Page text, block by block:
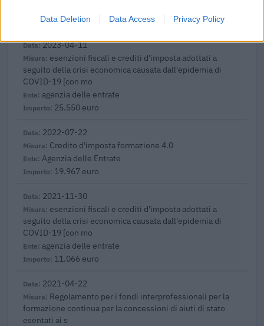
Data Deletion Data Access Privacy Policy
7.228 euro
2023-04-11
esenzioni fiscali e crediti d'imposta adottati a
seguito della crisi economica causata dall'epidemia di
COVID-19 [con mo
agenzia delle entrate
25.550 euro
2022-07-22
Credito d'imposta formazione 4.0
Agenzia delle Entrate
19.967 euro
2021-11-30
esenzioni fiscali e crediti d'imposta adottati a
seguito della crisi economica causata dall'epidemia di
COVID-19 [con mo
agenzia delle entrate
11.066 euro
2021-04-22
Regolamento per i fondi interprofessionali per la
formazione continua per la concessioni di aiuti di stato
esentati ai s